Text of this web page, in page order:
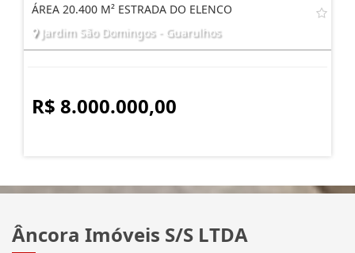
ÁREA 20.400 M² ESTRADA DO ELENCO
Jardim São Domingos - Guarulhos
R$ 8.000.000,00
Âncora Imóveis S/S LTDA